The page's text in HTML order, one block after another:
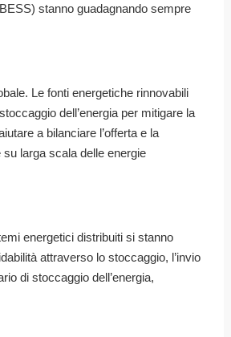
stanno guadagnando sempre
Le fonti energetiche rinnovabili
dell’energia per mitigare la
a bilanciare l’offerta e la
larga scala delle energie
energetici distribuiti si stanno
attraverso lo stoccaggio, l’invio
di stoccaggio dell’energia,